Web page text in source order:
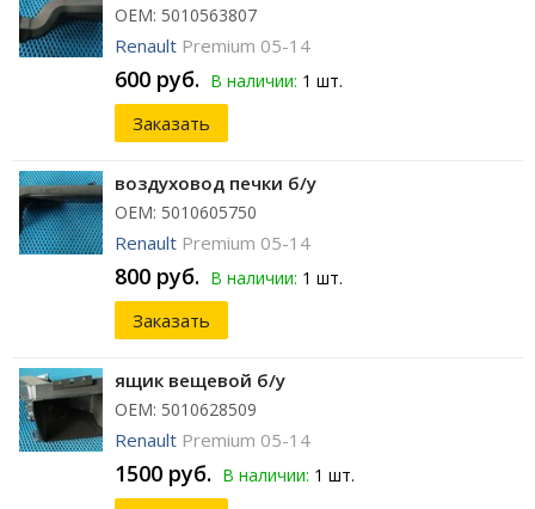
ОЕМ: 5010563807
Renault Premium 05-14
600 руб. В наличии: 1 шт.
Заказать
воздуховод печки б/у
ОЕМ: 5010605750
Renault Premium 05-14
800 руб. В наличии: 1 шт.
Заказать
ящик вещевой б/у
ОЕМ: 5010628509
Renault Premium 05-14
1500 руб. В наличии: 1 шт.